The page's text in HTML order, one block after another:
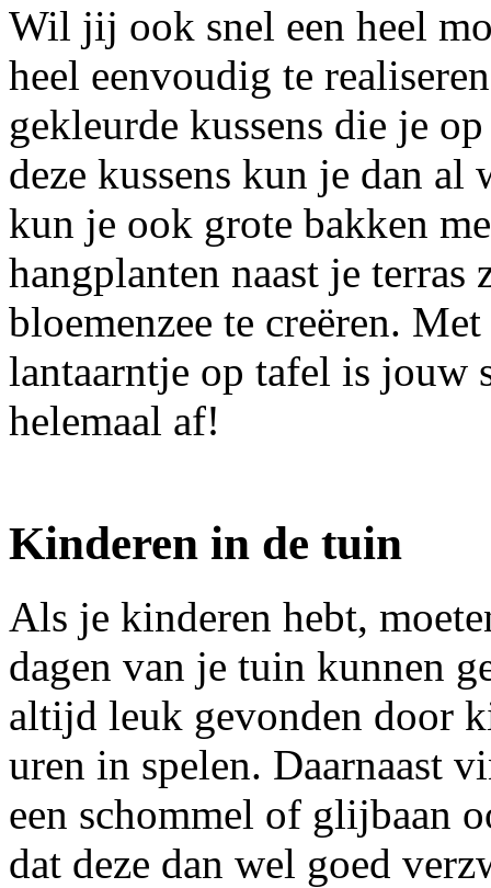
Wil jij ook snel een heel
heel eenvoudig te
gekleurde kussens die je
deze kussens kun je dan al
kun je ook grote bakken
hangplanten naast je terras
bloemenzee te creëren.
lantaarntje op tafel is jouw
helemaal af!
Kinderen in de tuin
Als je kinderen hebt,
dagen van je tuin kunnen
altijd leuk gevonden door
uren in spelen. Daarnaast
een schommel of glijbaan
dat deze dan wel goed